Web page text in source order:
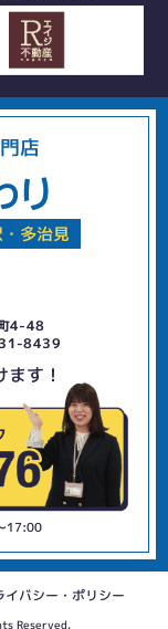
店
多治見
4-48
8439
す！
17:00
イバシー・ポリシー
Reserved.